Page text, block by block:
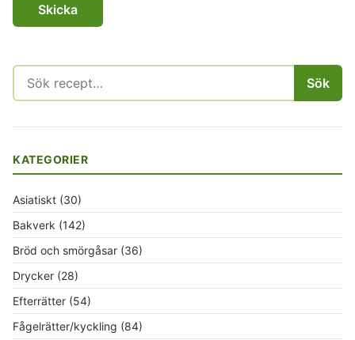
Sök
efter:
Sök
KATEGORIER
Asiatiskt (30)
Bakverk (142)
Bröd och smörgåsar (36)
Drycker (28)
Efterrätter (54)
Fågelrätter/kyckling (84)